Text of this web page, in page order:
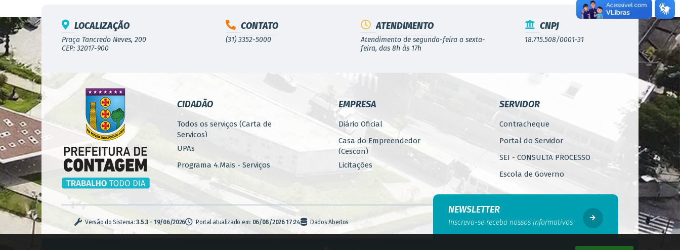
LOCALIZAÇÃO
Praça Tancredo Neves, 200
CEP: 32017-900
CONTATO
(31) 3352-5000
ATENDIMENTO
Atendimento de segunda-feira a sexta-
feira, das 8h às 17h
CNPJ
18.715.508/0001-31
CIDADÃO
Todos os serviços (Carta de
Serviços)
UPAs
Programa 4.Mais - Serviços
Concursos
Iluminação Pública
Zoonoses
EMPRESA
Diário Oficial
Casa do Empreendedor
(Cescon)
Licitações
PARCERIAS
e Empreendedorismo
SERVIDOR
Contracheque
Portal do Servidor
SEI - CONSULTA PROCESSO
Escola de Governo
WebMail
Código de Ética do Servidor
Público
Perícia Médica
Versão do Sistema:3.5.3 - 19/06/2026 Portal atualizado em: 06/08/2026 17:24 Dados Abertos
NEWSLETTER
Inscreva-se receba nossos informativos